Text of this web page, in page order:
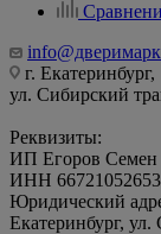
г. Екатеринбург,
ул. Сибирский
Реквизиты:
ИП Егоров
ИНН
Юридический
Екатеринбург,